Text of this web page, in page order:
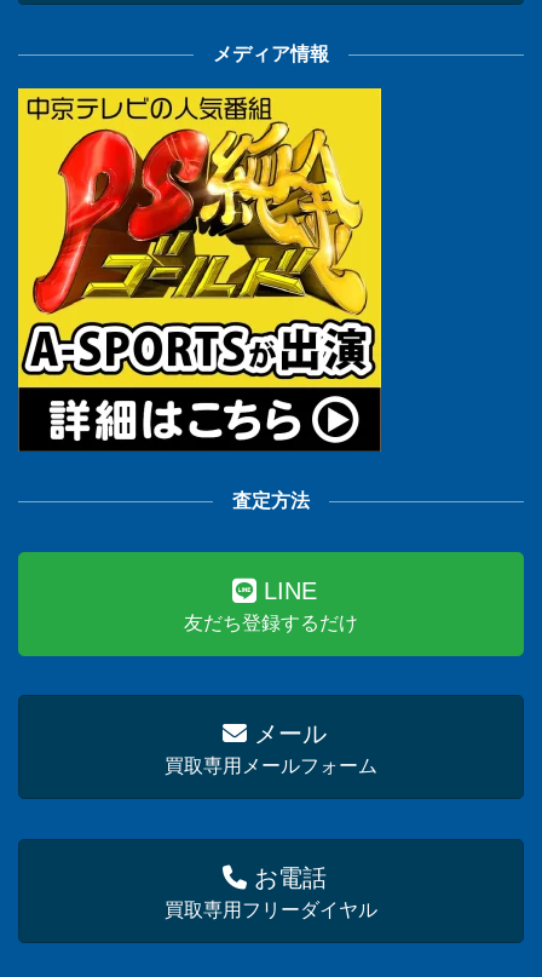
メディア情報
査定方法
LINE
友だち登録するだけ
メール
買取専用メールフォーム
お電話
買取専用フリーダイヤル